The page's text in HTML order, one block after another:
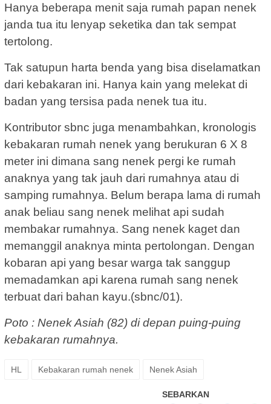
Hanya beberapa menit saja rumah papan nenek
janda tua itu lenyap seketika dan tak sempat
tertolong.
Tak satupun harta benda yang bisa diselamatkan
dari kebakaran ini. Hanya kain yang melekat di
badan yang tersisa pada nenek tua itu.
Kontributor sbnc juga menambahkan, kronologis
kebakaran rumah nenek yang berukuran 6 X 8
meter ini dimana sang nenek pergi ke rumah
anaknya yang tak jauh dari rumahnya atau di
samping rumahnya. Belum berapa lama di rumah
anak beliau sang nenek melihat api sudah
membakar rumahnya. Sang nenek kaget dan
memanggil anaknya minta pertolongan. Dengan
kobaran api yang besar warga tak sanggup
memadamkan api karena rumah sang nenek
terbuat dari bahan kayu.(sbnc/01).
Poto : Nenek Asiah (82) di depan puing-puing
kebakaran rumahnya.
HL Kebakaran rumah nenek Nenek Asiah
SEBARKAN